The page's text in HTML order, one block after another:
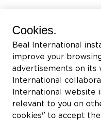
Cookies.
Beal International
improve your
advertisements on its
International
International website
relevant to you on
cookies" to accept